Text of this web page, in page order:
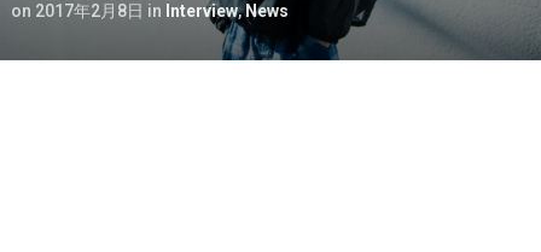
on 2017年2月8日 in Interview,News